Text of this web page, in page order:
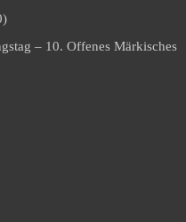
– 10. Offenes Märkisches